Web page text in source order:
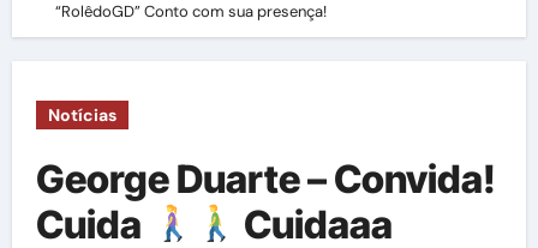
“RolêdoGD” Conto com sua presença!
Notícias
George Duarte – Convida!
Cuida
Cuidaaa